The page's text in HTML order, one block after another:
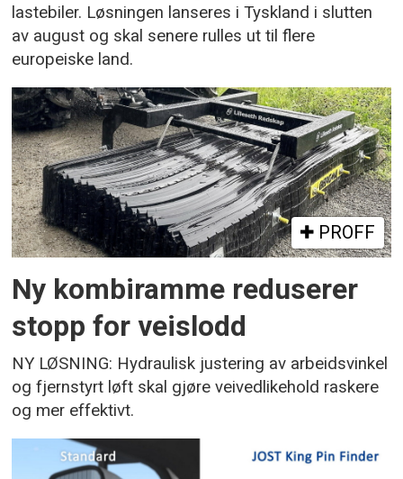
lastebiler. Løsningen lanseres i Tyskland i slutten
av august og skal senere rulles ut til flere
europeiske land.
PROFF
Ny kombiramme reduserer
stopp for veislodd
NY LØSNING: Hydraulisk justering av arbeidsvinkel
og fjernstyrt løft skal gjøre veivedlikehold raskere
og mer effektivt.